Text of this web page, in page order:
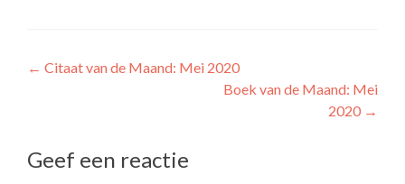
Bericht
← Citaat van de Maand: Mei 2020
Boek van de Maand: Mei
2020 →
Geef een reactie